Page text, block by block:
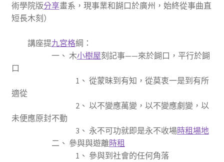
術學院版分享畫系，現事業和餬口於廣州，始終從事曲直
短長木刻）
講座提九宮格綱：
一、 木小樹屋刻記事——來於餬口，平行於餬
口
1、 從蒙昧到有知，從莫衷一是到有所
適從
2、 以不變應萬變，以不變應劇變，以
未便應原封不動
3、 永不可功就即是永不收場時租場地
二、 參與與遊離時租
1、 參與到社會的任何角落